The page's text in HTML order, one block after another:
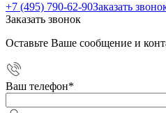
+7 (495) 790-62-90Заказать
Заказать звонок
Оставьте Ваше сообщение и
Ваш телефон*